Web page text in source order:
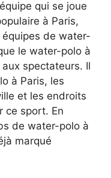
qui se joue
à Paris,
de water-
le water-polo à
spectateurs. Il
à Paris, les
et les endroits
ce sport. En
de water-polo à
marqué